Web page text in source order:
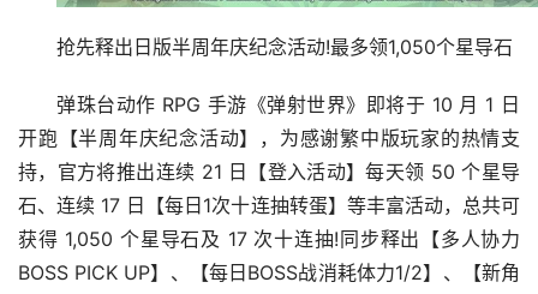
抢先释出日版半周年庆纪念活动!最多领1,050个星导石
弹珠台动作 RPG 手游《弹射世界》即将于 10 月 1 日
开跑【半周年庆纪念活动】，为感谢繁中版玩家的热情支
持，官方将推出连续 21 日【登入活动】每天领 50 个星导
石、连续 17 日【每日1次十连抽转蛋】等丰富活动，总共可
获得 1,050 个星导石及 17 次十连抽!同步释出【多人协力
BOSS PICK UP】、【每日BOSS战消耗体力1/2】、【新角